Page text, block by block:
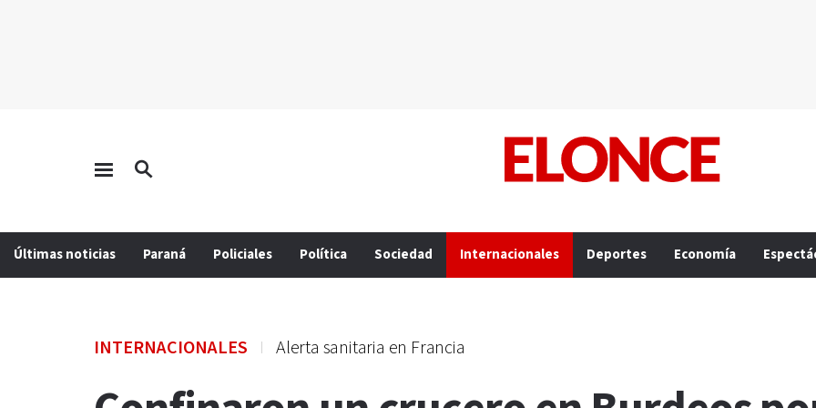
Últimas noticias Paraná Policiales Política Sociedad Internacionales Deportes Economía
INTERNACIONALES Alerta sanitaria en Francia